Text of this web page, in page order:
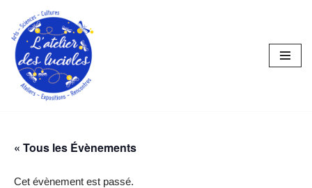
Aller
au
contenu
« Tous les Évènements
Cet évènement est passé.